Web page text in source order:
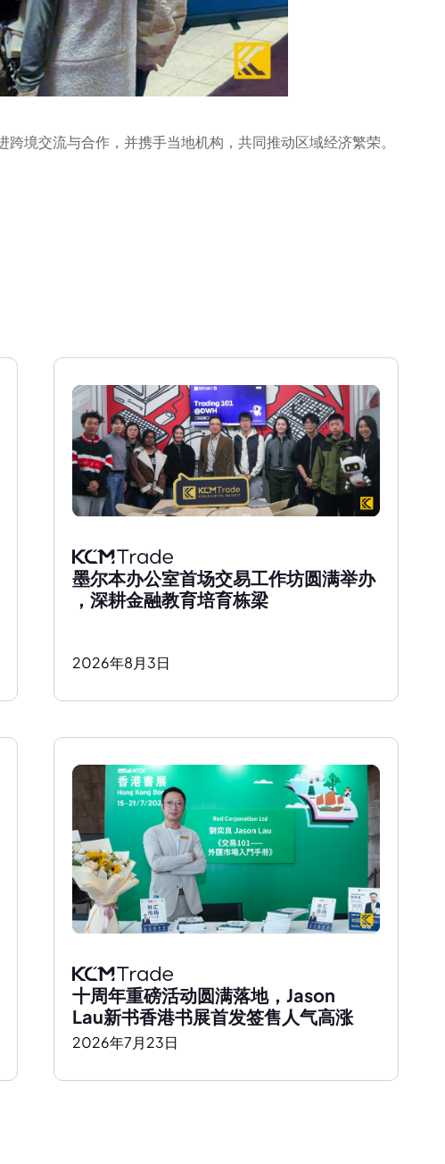
境交流与合作，并携手当地机构，共同推动区域经济繁荣。
墨尔本办公室首场交易工作坊圆满举办
，深耕金融教育培育栋梁
2026年8月3日
十周年重磅活动圆满落地，Jason
Lau新书香港书展首发签售人气高涨
2026年7月23日